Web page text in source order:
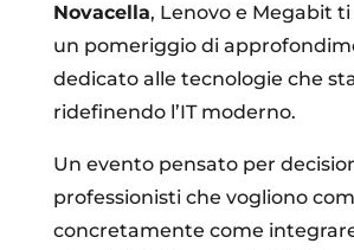
Novacella, Lenovo e Megabit
un pomeriggio di
dedicato alle tecnologie che
ridefinendo l’IT moderno.
Un evento pensato per
professionisti che vogliono
concretamente come